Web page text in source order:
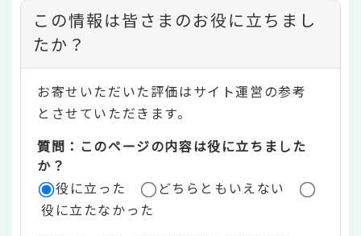
コ
ン
テ
ン
ツ
評
価
この情報は皆さまのお役に立ちまし
たか？
お寄せいただいた評価はサイト運営の参考
とさせていただきます。
質問：このページの内容は役に立ちました
か？
役に立った
どちらともいえない
役に立たなかった